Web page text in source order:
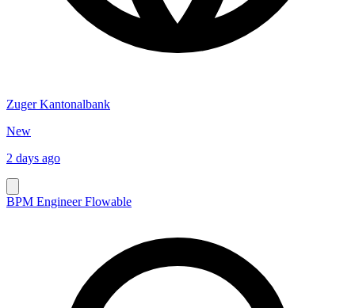
Zuger Kantonalbank
New
2 days ago
BPM Engineer Flowable